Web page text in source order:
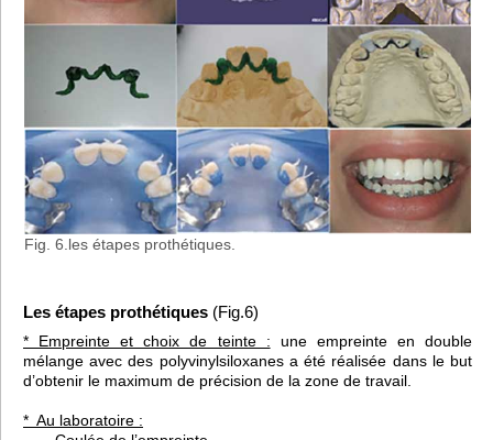
Fig. 6.les étapes prothétiques.
Les étapes prothétiques (Fig.6)
* Empreinte et choix de teinte : une empreinte en double
mélange avec des polyvinylsiloxanes a été réalisée dans le but
d’obtenir le maximum de précision de la zone de travail.
* Au laboratoire :